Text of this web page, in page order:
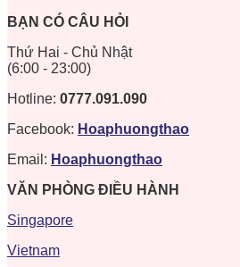
BẠN CÓ CÂU HỎI
Thứ Hai - Chủ Nhật
(6:00 - 23:00)
Hotline: 0777.091.090
Facebook: Hoaphuongthao
Email: Hoaphuongthao
VĂN PHÒNG ĐIỀU HÀNH
Singapore
Vietnam